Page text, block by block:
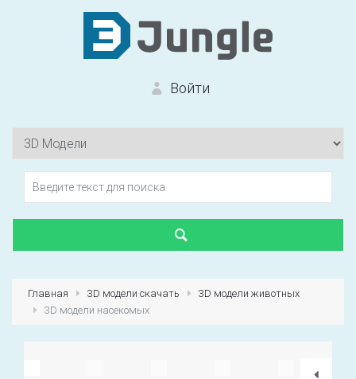
Войти
Главная 3D модели скачать
3D модели животных
3D модели насекомых